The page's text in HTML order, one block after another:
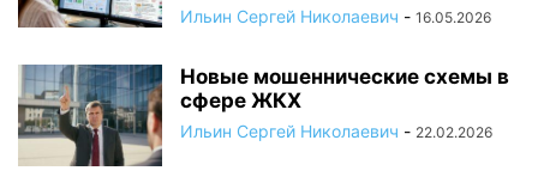
Ильин Сергей Николаевич - 16.05.2026
Новые мошеннические схемы в
сфере ЖКХ
Ильин Сергей Николаевич - 22.02.2026